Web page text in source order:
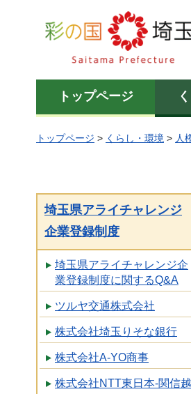
彩の国 埼玉県
トップページ
トップページ > くらし・環境 > 人
埼玉県アライチャレンジ
企業登録制度
埼玉県アライチャレンジ企
業登録制度に関するQ&A
ツルヤ交通株式会社
株式会社埼玉りそな銀行
株式会社A-YO商事
株式会社NTT東日本-関信越